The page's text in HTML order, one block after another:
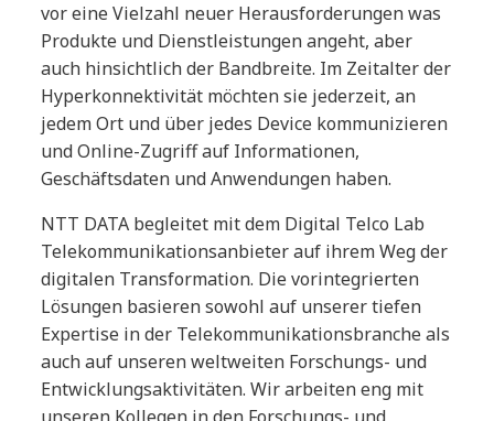
vor eine Vielzahl neuer Herausforderungen was
Produkte und Dienstleistungen angeht, aber
auch hinsichtlich der Bandbreite. Im Zeitalter der
Hyperkonnektivität möchten sie jederzeit, an
jedem Ort und über jedes Device kommunizieren
und Online-Zugriff auf Informationen,
Geschäftsdaten und Anwendungen haben.
NTT DATA begleitet mit dem Digital Telco Lab
Telekommunikationsanbieter auf ihrem Weg der
digitalen Transformation. Die vorintegrierten
Lösungen basieren sowohl auf unserer tiefen
Expertise in der Telekommunikationsbranche als
auch auf unseren weltweiten Forschungs- und
Entwicklungsaktivitäten. Wir arbeiten eng mit